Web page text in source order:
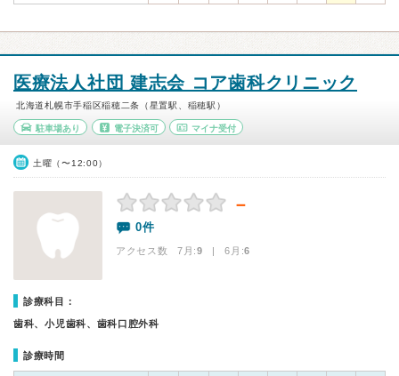
医療法人社団 建志会 コア歯科クリニック
北海道札幌市手稲区稲穂二条（星置駅、稲穂駅）
駐車場あり 電子決済可 マイナ受付
土曜（〜12:00）
－
0件
アクセス数 7月:9 | 6月:6
診療科目：
歯科、小児歯科、歯科口腔外科
診療時間